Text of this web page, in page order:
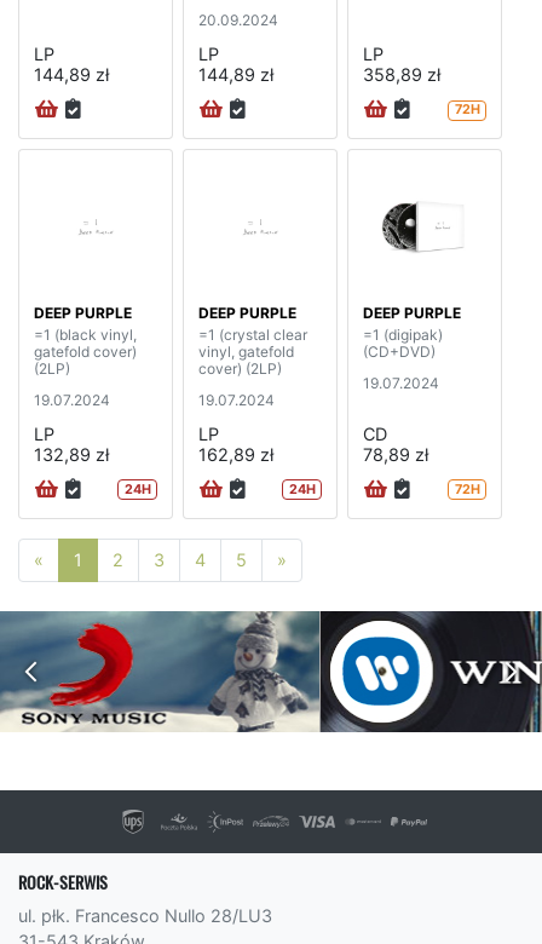
LP
144,89 zł
20.09.2024
LP
144,89 zł
LP
358,89 zł
72H
DEEP PURPLE
=1 (black vinyl,
gatefold cover)
(2LP)
19.07.2024
LP
132,89 zł
24H
DEEP PURPLE
=1 (crystal clear
vinyl, gatefold
cover) (2LP)
19.07.2024
LP
162,89 zł
24H
DEEP PURPLE
=1 (digipak)
(CD+DVD)
19.07.2024
CD
78,89 zł
72H
« Poprzednia strona
1 2 3 4 5 »
ROCK-SERWIS
ul. płk. Francesco Nullo 28/LU3